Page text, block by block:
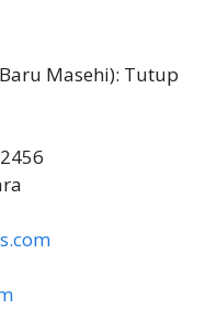
Masehi): Tutup